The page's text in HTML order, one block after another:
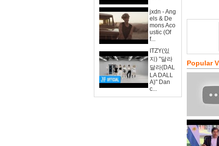
jxdn - Ang
els & De
mons Aco
ustic (Of
f...
ITZY(있
지) "달라
달라(DAL
LA DALL
A)" Dan
c...
Popular